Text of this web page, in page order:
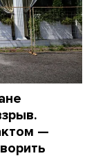
—